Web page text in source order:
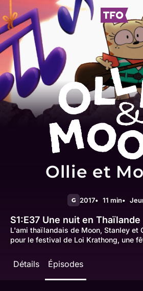
Ollie et
G 2017 11 min
S1:E37 Une nuit en Thaïlande
L'ami thaïlandais de Moon, Stanley et
pour le festival de Loi Krathong, une
Détails Épisodes